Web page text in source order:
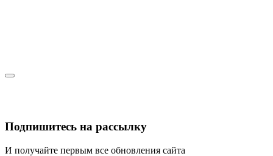
Подпишитесь на рассылку
И получайте первым все обновления сайта